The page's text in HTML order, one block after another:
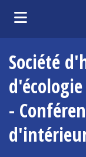
(Découvrir )
(Services
(Partenaires
(Loisirs et
Société
-